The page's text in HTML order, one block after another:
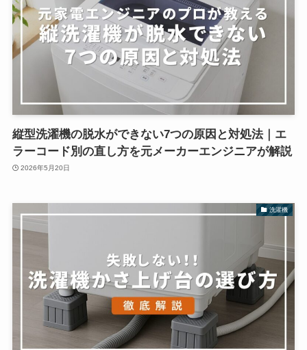
縦型洗濯機の脱水ができない7つの原因と対処法｜エ
ラーコード別の直し方を元メーカーエンジニアが解説
2026年5月20日
洗濯機